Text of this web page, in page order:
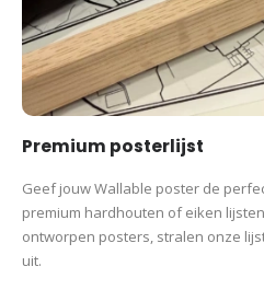
Premium posterlijst
Geef jouw Wallable poster de
premium hardhouten of eiken
ontworpen posters, stralen onze
uit.